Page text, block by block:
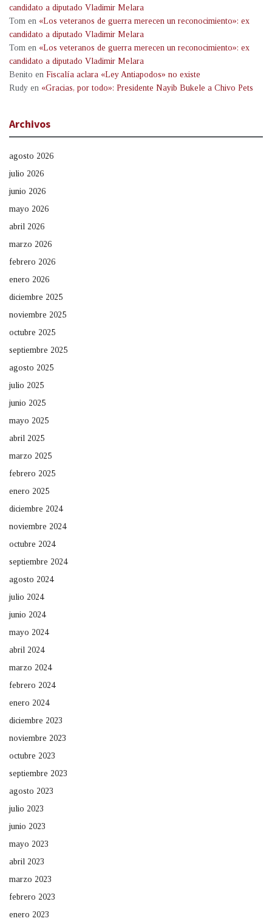
candidato a diputado Vladimir Melara
Tom en «Los veteranos de guerra merecen un reconocimiento»: ex
candidato a diputado Vladimir Melara
Tom en «Los veteranos de guerra merecen un reconocimiento»: ex
candidato a diputado Vladimir Melara
Benito en Fiscalía aclara «Ley Antiapodos» no existe
Rudy en «Gracias, por todo»: Presidente Nayib Bukele a Chivo Pets
Archivos
agosto 2026
julio 2026
junio 2026
mayo 2026
abril 2026
marzo 2026
febrero 2026
enero 2026
diciembre 2025
noviembre 2025
octubre 2025
septiembre 2025
agosto 2025
julio 2025
junio 2025
mayo 2025
abril 2025
marzo 2025
febrero 2025
enero 2025
diciembre 2024
noviembre 2024
octubre 2024
septiembre 2024
agosto 2024
julio 2024
junio 2024
mayo 2024
abril 2024
marzo 2024
febrero 2024
enero 2024
diciembre 2023
noviembre 2023
octubre 2023
septiembre 2023
agosto 2023
julio 2023
junio 2023
mayo 2023
abril 2023
marzo 2023
febrero 2023
enero 2023